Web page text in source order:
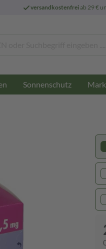
versandkostenfreiab 29 €
Sonnenschutz